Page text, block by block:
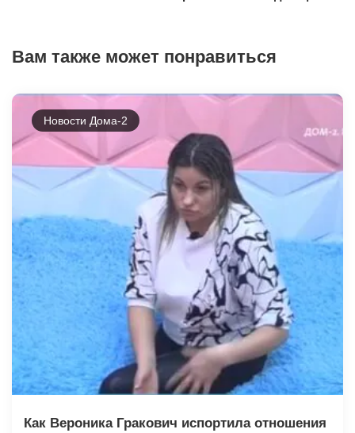
Вам также может понравиться
Новости Дома-2
Как Вероника Гракович испортила отношения